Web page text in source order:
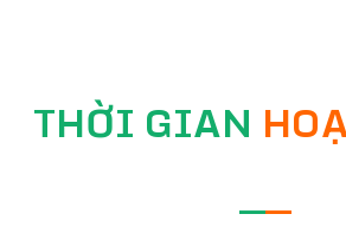
THỜI GIAN
——